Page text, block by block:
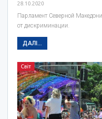
28.10.2020
Парламент Северной
от дискриминации.
ДАЛІ...
Світ